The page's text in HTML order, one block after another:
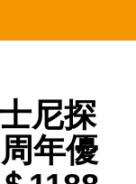
尼探
年優